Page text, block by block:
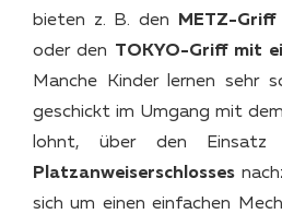
bieten z. B. den
METZ-Griff
oder den TOKYO-Griff mit
Manche Kinder lernen sehr
geschickt im Umgang mit
lohnt, über den Einsatz
Platzanweiserschlosses
sich um einen einfachen